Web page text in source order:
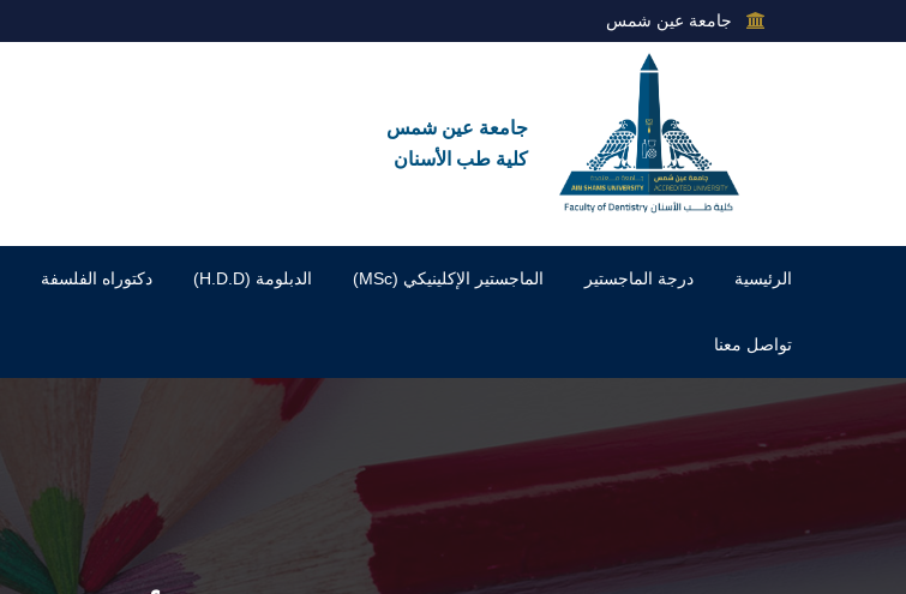
جامعة عين شمس
جامعة عين شمس
كلية طب الأسنان
الرئيسية درجة الماجستير الماجستير الإكلينيكي (MSc) الدبلومة (H.D.D) دكتوراه الفلسفة
تواصل معنا